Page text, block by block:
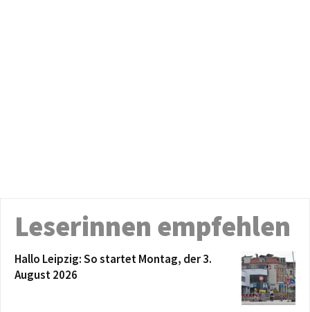
Leserinnen empfehlen
Hallo Leipzig: So startet Montag, der 3.
August 2026